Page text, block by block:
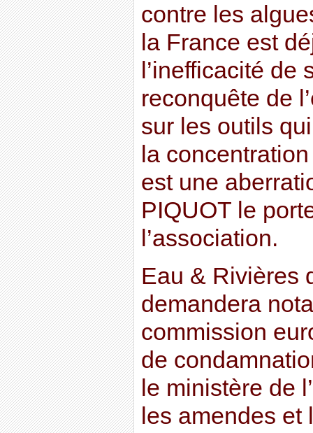
contre les
la France est
l’inefficacité de
reconquête de
sur les outils
la
est une
PIQUOT le
l’association.
Eau & Rivières
demandera
commission
de
le ministère de
les amendes et